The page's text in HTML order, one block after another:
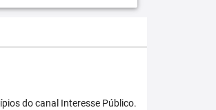
do canal Interesse Público.